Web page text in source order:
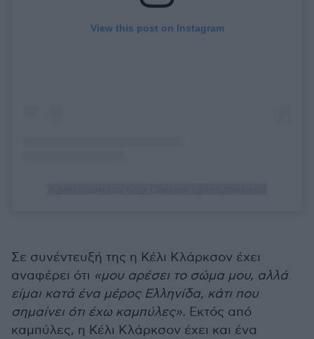
View this post on Instagram
Σε συνέντευξή της η Κέλι Κλάρκσον έχει
αναφέρει ότι «μου αρέσει το σώμα μου, αλλά
είμαι κατά ένα μέρος Ελληνίδα, κάτι που
σημαίνει ότι έχω καμπύλες». Εκτός από
καμπύλες, η Κέλι Κλάρκσον έχει και ένα